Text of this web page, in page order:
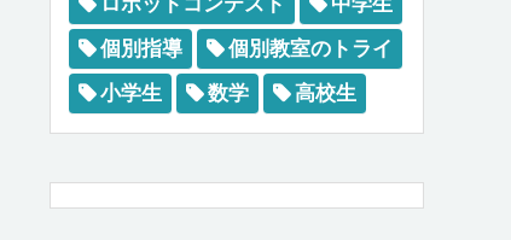
個別指導
個別教室のトライ
小学生
数学 高校生